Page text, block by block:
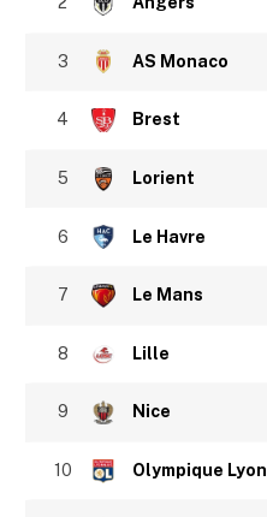
3 AS Monaco
4 Brest
5 Lorient
6 Le Havre
7 Le Mans
8 Lille
9 Nice
10 Olympique Lyon